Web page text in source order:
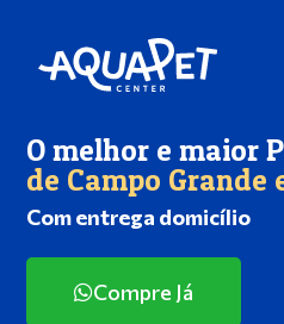
O melhor e maior
de Campo Grande
Com entrega domicílio
Compre Já